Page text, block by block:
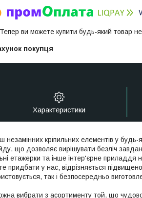
Тепер ви можете купити будь-який товар
покупця
Характеристики
кріпильних елементів у будь-
що дозволяє вирішувати безліч
етажерки та інше інтер'єрне приладдя
придбати у нас, відрізняється
так і безпосередньо
вибрати з асортименту той, що